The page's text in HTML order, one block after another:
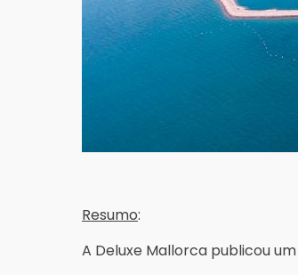
Resumo:
A Deluxe Mallorca publicou